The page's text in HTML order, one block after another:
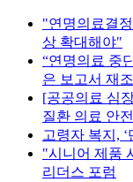
"연명의료결
상 확대해야"
“연명의료 중
은 보고서 재
[공공의료 심
질환 의료 안
고령자 복지,
"시니어 제품
리더스 포럼